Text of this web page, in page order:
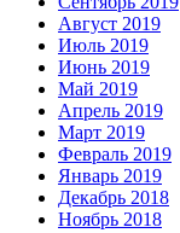
Август 2019
Июль 2019
Июнь 2019
Май 2019
Апрель 2019
Март 2019
Февраль 2019
Январь 2019
Декабрь 2018
Ноябрь 2018